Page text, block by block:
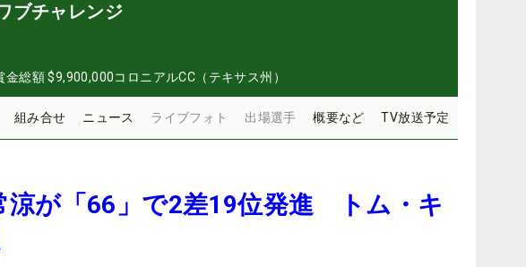
ブチャレンジ
金総額 $9,900,000コロニアルCC（テキサス州）
組み合せ ニュース ライブフォト 出場選手 概要など TV放送予定
涼が「66」で2差19位発進 トム・キ